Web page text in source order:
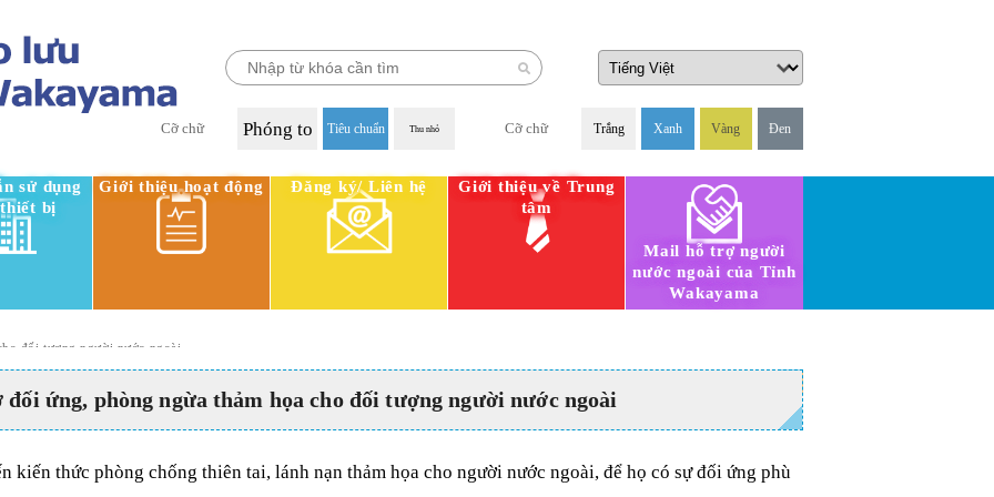
Cỡ chữ Phóng to Tiêu chuẩn Thu nhỏ Cỡ chữ Trắng Xanh Vàng Đen
sử dụng
bị
Giới thiệu hoạt động Đăng ký/ Liên hệ
Giới thiệu về Trung
tâm
Mail hỗ trợ người
nước ngoài của Tỉnh
Wakayama
đối tượng người nước ngoài
ứng, phòng ngừa thảm họa cho đối tượng người nước ngoài
kiến thức phòng chống thiên tai, lánh nạn thảm họa cho người nước ngoài, để họ có sự đối ứng phù